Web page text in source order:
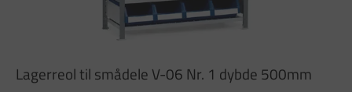
Lagerreol til smådele V-06 Nr. 1 dybde 500mm